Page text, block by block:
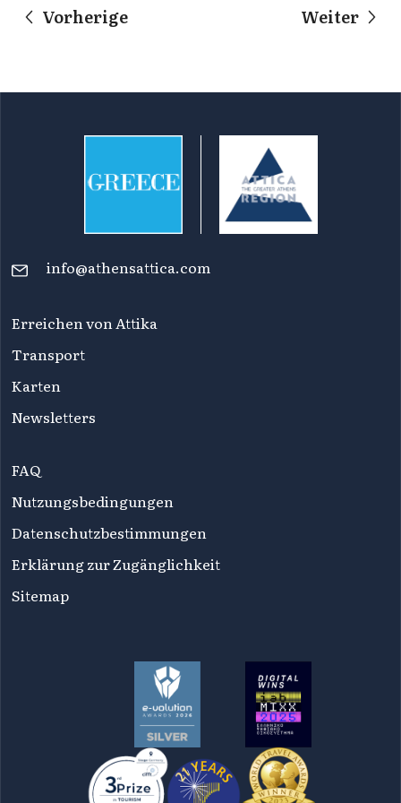
Vorherige Weiter
info@athensattica.com
Erreichen von Attika
Transport
Karten
Newsletters
FAQ
Nutzungsbedingungen
Datenschutzbestimmungen
Erklärung zur Zugänglichkeit
Sitemap